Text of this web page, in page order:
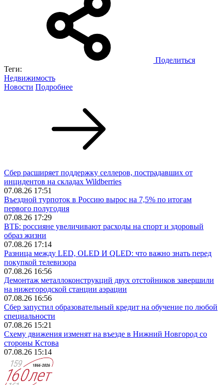
Поделиться
Теги:
Недвижимость
Новости Подробнее
Сбер расширяет поддержку селлеров, пострадавших от
инцидентов на складах Wildberries
07.08.26 17:51
Въездной турпоток в Россию вырос на 7,5% по итогам
первого полугодия
07.08.26 17:29
ВТБ: россияне увеличивают расходы на спорт и здоровый
образ жизни
07.08.26 17:14
Разница между LED, OLED И QLED: что важно знать перед
покупкой телевизора
07.08.26 16:56
Демонтаж металлоконструкций двух отстойников завершили
на нижегородской станции аэрации
07.08.26 16:56
Сбер запустил образовательный кредит на обучение по любой
специальности
07.08.26 15:21
Схему движения изменят на въезде в Нижний Новгород со
стороны Кстова
07.08.26 15:14